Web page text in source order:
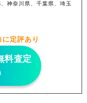
神奈川県、千葉県、埼玉
定評あり
料査定